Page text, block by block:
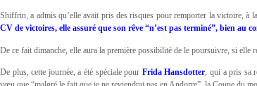
Shiffrin, a admis qu’elle avait pris des risques pour remporter la victoire, à
CV de victoires, elle assuré que son rêve “n’est pas terminé”, bien au
De ce fait dimanche, elle aura la première possibilité de le poursuivre, si elle
De plus, cette journée, a été spéciale pour Frida Hansdotter, qui a pris sa